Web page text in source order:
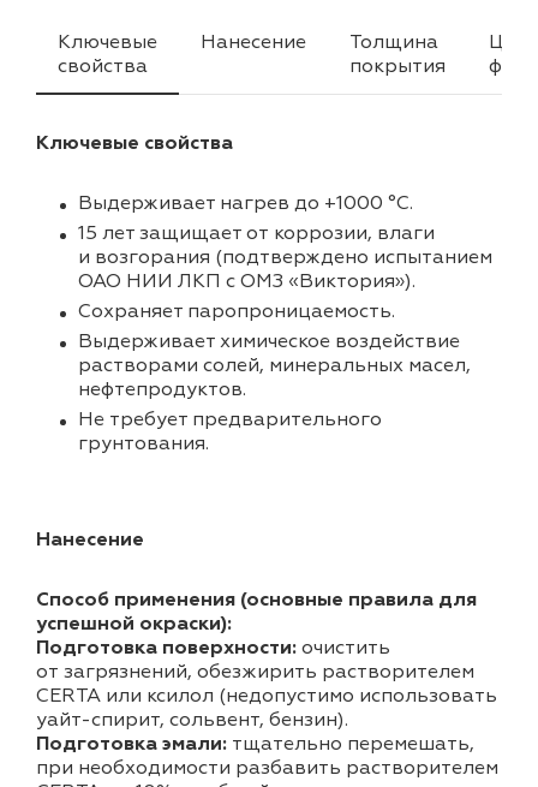
Ключевые
свойства
Нанесение
Толщина
покрытия
Ключевые свойства
Выдерживает нагрев до +1000 °C.
15 лет защищает от коррозии, влаги
и возгорания (подтверждено испытанием
ОАО НИИ ЛКП с ОМЗ «Виктория»).
Cохраняет паропроницаемость.
Выдерживает химическое воздействие
растворами солей, минеральных масел,
нефтепродуктов.
Не требует предварительного
грунтования.
Нанесение
Способ применения (основные правила для
успешной окраски):
Подготовка поверхности: очистить
от загрязнений, обезжирить растворителем
CERTA или ксилол (недопустимо использовать
уайт-спирит, сольвент, бензин).
Подготовка эмали: тщательно перемешать,
при необходимости разбавить растворителем